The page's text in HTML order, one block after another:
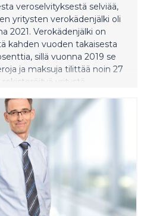
veroselvityksestä selviää,
yritysten verokädenjälki oli
2021. Verokädenjälki on
kahden vuoden takaisesta
sillä vuonna 2019 se
ja maksuja tilittää noin 27
yritystä.